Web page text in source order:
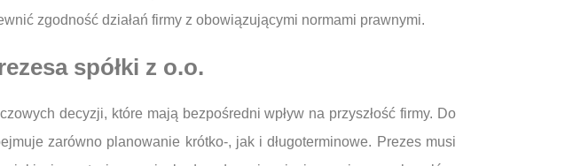
zgodność działań firmy z obowiązującymi normami prawnymi.
spółki z o.o.
decyzji, które mają bezpośredni wpływ na przyszłość firmy. Do
zarówno planowanie krótko-, jak i długoterminowe. Prezes musi